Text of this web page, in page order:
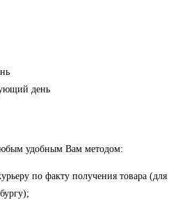
день
удобным Вам методом:
по факту получения товара (для